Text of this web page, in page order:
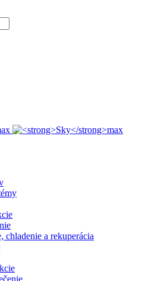
chladenie a rekuperácia